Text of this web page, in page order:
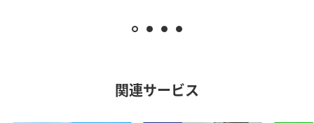
関連サービス